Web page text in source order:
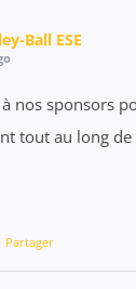
Ball ESE
nos sponsors
tout au long de
Partager